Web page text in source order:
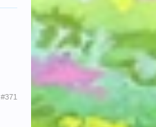
#371